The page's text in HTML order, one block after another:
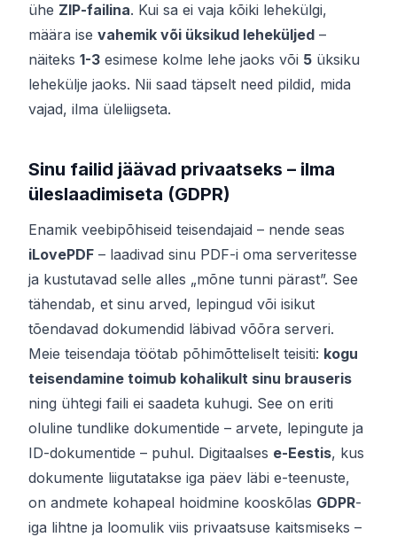
ühe ZIP-failina. Kui sa ei vaja kõiki lehekülgi,
määra ise vahemik või üksikud leheküljed –
näiteks 1-3 esimese kolme lehe jaoks või 5 üksiku
lehekülje jaoks. Nii saad täpselt need pildid, mida
vajad, ilma üleliigseta.
Sinu failid jäävad privaatseks – ilma
üleslaadimiseta (GDPR)
Enamik veebipõhiseid teisendajaid – nende seas
iLovePDF – laadivad sinu PDF-i oma serveritesse
ja kustutavad selle alles „mõne tunni pärast”. See
tähendab, et sinu arved, lepingud või isikut
tõendavad dokumendid läbivad võõra serveri.
Meie teisendaja töötab põhimõtteliselt teisiti: kogu
teisendamine toimub kohalikult sinu brauseris
ning ühtegi faili ei saadeta kuhugi. See on eriti
oluline tundlike dokumentide – arvete, lepingute ja
ID-dokumentide – puhul. Digitaalses e-Eestis, kus
dokumente liigutatakse iga päev läbi e-teenuste,
on andmete kohapeal hoidmine kooskõlas GDPR-
iga lihtne ja loomulik viis privaatsuse kaitsmiseks –